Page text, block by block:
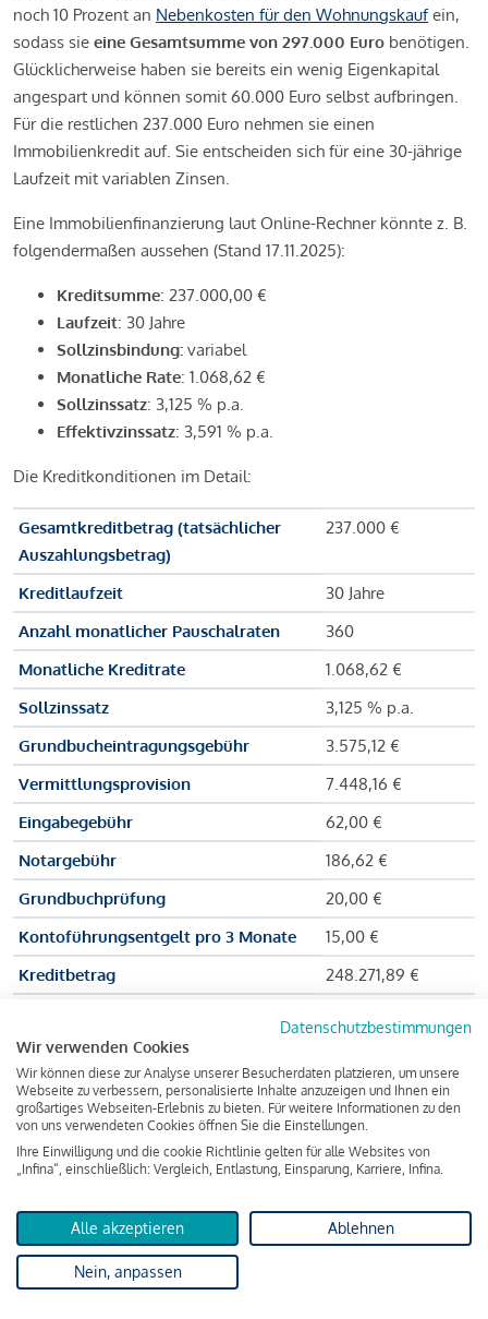
noch 10 Prozent an Nebenkosten für den Wohnungskaufein,
sodass sie eine Gesamtsumme von 297.000 Euro benötigen.
Glücklicherweise haben sie bereits ein wenig Eigenkapital
angespart und können somit 60.000 Euro selbst aufbringen.
Für die restlichen 237.000 Euro nehmen sie einen
Immobilienkredit auf. Sie entscheiden sich für eine 30-jährige
Laufzeit mit variablen Zinsen.
Eine Immobilienfinanzierung laut Online-Rechner könnte z. B.
folgendermaßen aussehen (Stand 17.11.2025):
Kreditsumme: 237.000,00 €
Laufzeit: 30 Jahre
Sollzinsbindung: variabel
Monatliche Rate: 1.068,62 €
Sollzinssatz: 3,125 % p.a.
Effektivzinssatz: 3,591 % p.a.
Die Kreditkonditionen im Detail:
Gesamtkreditbetrag (tatsächlicher
Auszahlungsbetrag)
237.000 €
Kreditlaufzeit
30 Jahre
Anzahl monatlicher Pauschalraten
360
Monatliche Kreditrate
1.068,62 €
Sollzinssatz
3,125 % p.a.
Grundbucheintragungsgebühr
3.575,12 €
Vermittlungsprovision
7.448,16 €
Eingabegebühr
62,00 €
Notargebühr
186,62 €
Grundbuchprüfung
20,00 €
Kontoführungsentgelt pro 3 Monate
15,00 €
Kreditbetrag
248.271,89 €
Zu zahlender Gesamtbetrag
Kreditvermittler
INFINA Credit
Broker GmbH
von 237.000 Euro ausgezahlt, um die Wohnung zu kaufen.
Darüber hinaus fallen aber noch einige Gebühren an (z. B. die
Grundbucheintragungsgebühr), sodass die Bank den
Datenschutzbestimmungen
Wir verwenden Cookies
Wir können diese zur Analyse unserer Besucherdaten platzieren, um unsere
Webseite zu verbessern, personalisierte Inhalte anzuzeigen und Ihnen ein
großartiges Webseiten-Erlebnis zu bieten. Für weitere Informationen zu den
von uns verwendeten Cookies öffnen Sie die Einstellungen.
Ihre Einwilligung und die cookie Richtlinie gelten für alle Websites von
„Infina“, einschließlich: Vergleich, Entlastung, Einsparung, Karriere, Infina.
Alle akzeptieren Ablehnen
Nein, anpassen